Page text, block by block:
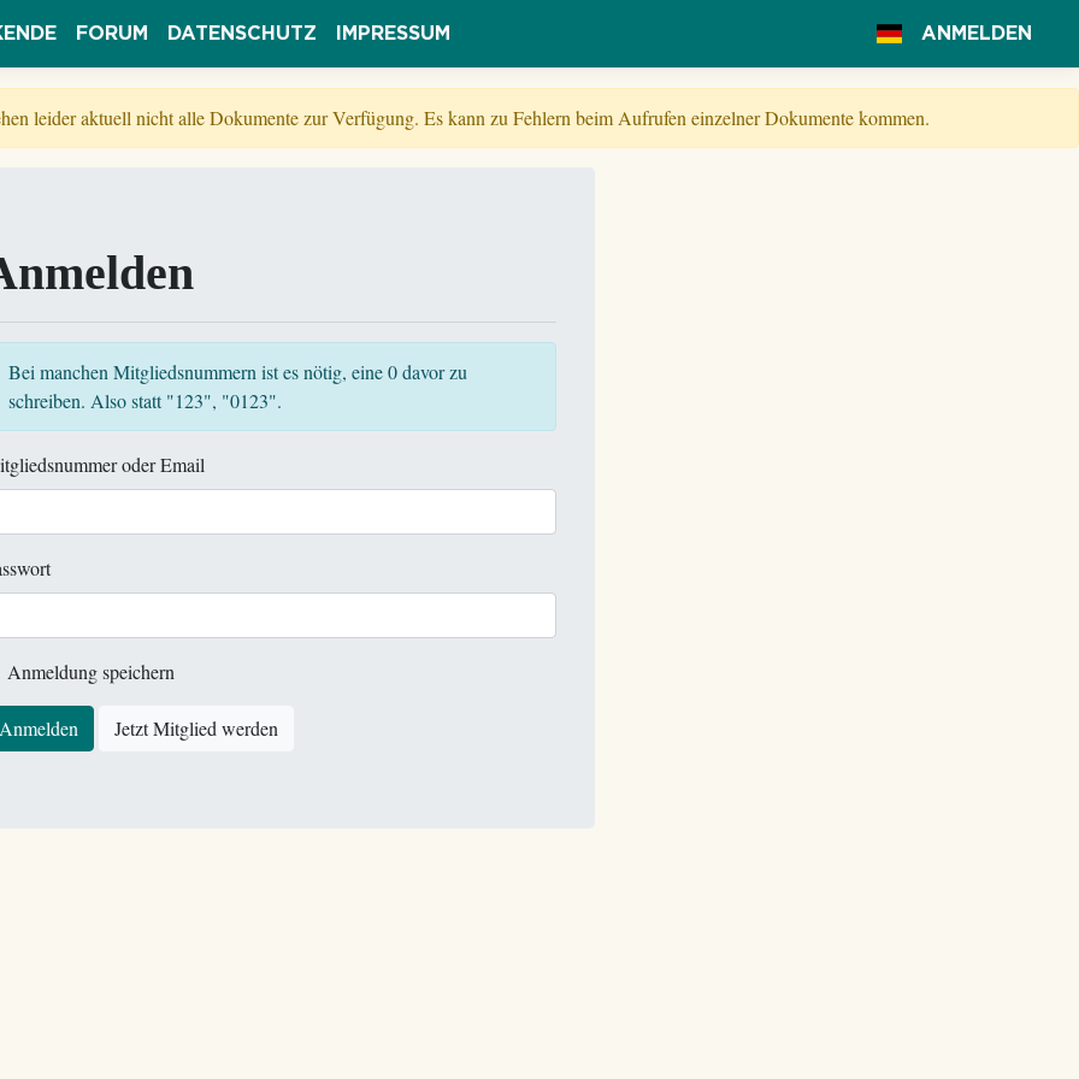
FORUM DATENSCHUTZ IMPRESSUM ANMELDEN
leider aktuell nicht alle Dokumente zur Verfügung. Es kann zu Fehlern beim Aufrufen einzelner Dokumente kommen.
Bei manchen Mitgliedsnummern ist es nötig, eine 0 davor zu
schreiben. Also statt "123", "0123".
oder Email
Anmeldung speichern
Anmelden Jetzt Mitglied werden